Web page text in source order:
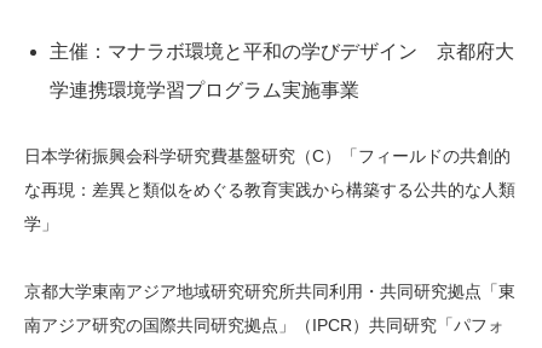
主催：マナラボ環境と平和の学びデザイン 京都府大
学連携環境学習プログラム実施事業
日本学術振興会科学研究費基盤研究（C）「フィールドの共創的
な再現：差異と類似をめぐる教育実践から構築する公共的な人類
学」
京都大学東南アジア地域研究研究所共同利用・共同研究拠点「東
南アジア研究の国際共同研究拠点」（IPCR）共同研究「パフォ